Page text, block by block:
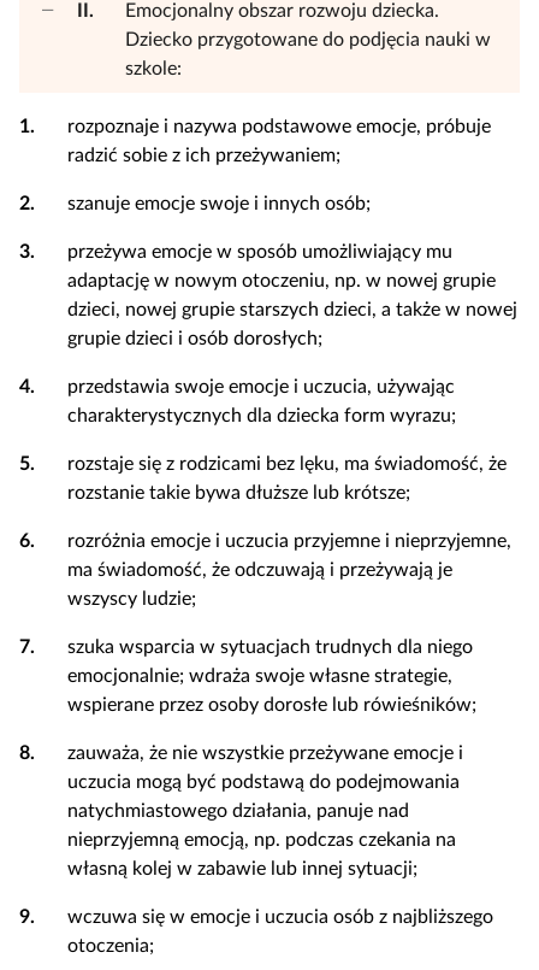
II.
Emocjonalny obszar rozwoju dziecka.
Dziecko przygotowane do podjęcia nauki w
szkole:
1.
rozpoznaje i nazywa podstawowe emocje, próbuje
radzić sobie z ich przeżywaniem;
2. szanuje emocje swoje i innych osób;
3.
przeżywa emocje w sposób umożliwiający mu
adaptację w nowym otoczeniu, np. w nowej grupie
dzieci, nowej grupie starszych dzieci, a także w nowej
grupie dzieci i osób dorosłych;
4.
przedstawia swoje emocje i uczucia, używając
charakterystycznych dla dziecka form wyrazu;
5.
rozstaje się z rodzicami bez lęku, ma świadomość, że
rozstanie takie bywa dłuższe lub krótsze;
6.
rozróżnia emocje i uczucia przyjemne i nieprzyjemne,
ma świadomość, że odczuwają i przeżywają je
wszyscy ludzie;
7.
szuka wsparcia w sytuacjach trudnych dla niego
emocjonalnie; wdraża swoje własne strategie,
wspierane przez osoby dorosłe lub rówieśników;
8.
zauważa, że nie wszystkie przeżywane emocje i
uczucia mogą być podstawą do podejmowania
natychmiastowego działania, panuje nad
nieprzyjemną emocją, np. podczas czekania na
własną kolej w zabawie lub innej sytuacji;
9.
wczuwa się w emocje i uczucia osób z najbliższego
otoczenia;